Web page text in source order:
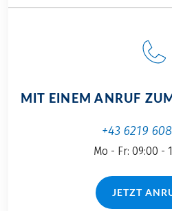
Salzburg.
MIT EINEM ANRUF
+43 6219
Mo - Fr: 09:00 -
JETZT